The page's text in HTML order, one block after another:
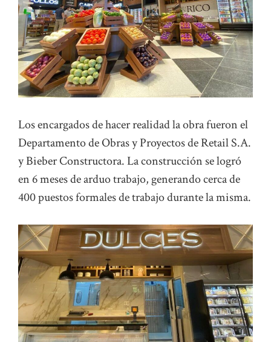
Los encargados de hacer realidad la obra fueron el
Departamento de Obras y Proyectos de Retail S.A.
y Bieber Constructora. La construcción se logró
en 6 meses de arduo trabajo, generando cerca de
400 puestos formales de trabajo durante la misma.